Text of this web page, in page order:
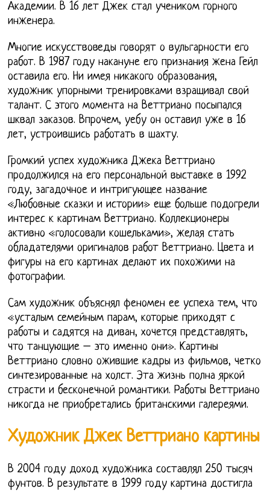
Академии. В 16 лет Джек стал учеником горного
инженера.
Многие искусствоведы говорят о вульгарности его
работ. В 1987 году накануне его признания жена Гейл
оставила его. Ни имея никакого образования,
художник упорными тренировками взращивал свой
талант. С этого момента на Веттриано посыпался
шквал заказов. Впрочем, уебу он оставил уже в 16
лет, устроившись работать в шахту.
Громкий успех художника Джека Веттриано
продолжился на его персональной выставке в 1992
году, загадочное и интригующее название
«Любовные сказки и истории» еще больше подогрели
интерес к картинам Веттриано. Коллекционеры
активно «голосовали кошельками», желая стать
обладателями оригиналов работ Веттриано. Цвета и
фигуры на его картинах делают их похожими на
фотографии.
Сам художник объяснял феномен ее успеха тем, что
«усталым семейным парам, которые приходят с
работы и садятся на диван, хочется представлять,
что танцующие – это именно они». Картины
Веттриано словно ожившие кадры из фильмов, четко
синтезированные на холст. Эта жизнь полна яркой
страсти и бесконечной романтики. Работы Веттриано
никогда не приобретались британскими галереями.
Художник Джек Веттриано картины
В 2004 году доход художника составлял 250 тысяч
фунтов. В результате в 1999 году картина достигла